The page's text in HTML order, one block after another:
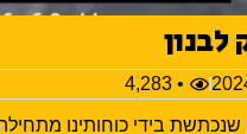
• 4,283
שנכתשת בידי כוחותינו